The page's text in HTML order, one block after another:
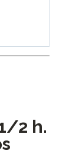
2 h.